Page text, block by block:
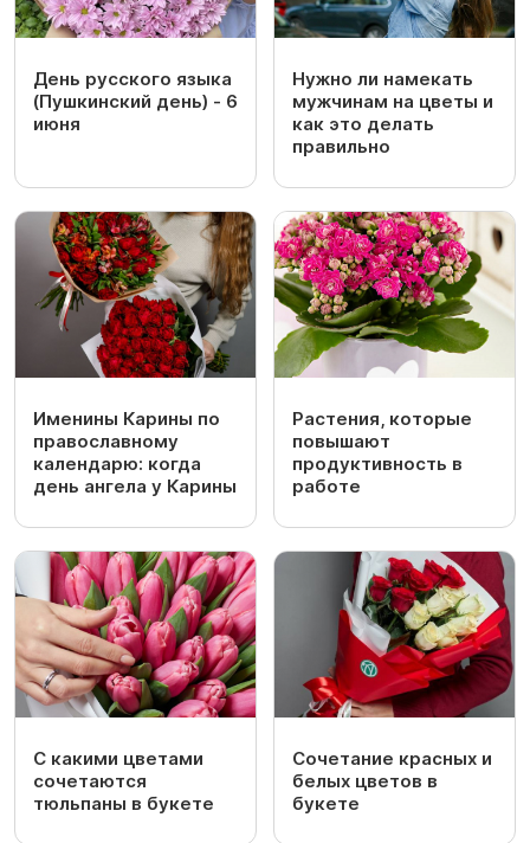
День русского языка
(Пушкинский день) - 6
июня
Нужно ли намекать
мужчинам на цветы и
как это делать
правильно
Именины Карины по
православному
календарю: когда
день ангела у Карины
Растения, которые
повышают
продуктивность в
работе
С какими цветами
сочетаются
тюльпаны в букете
Сочетание красных и
белых цветов в
букете